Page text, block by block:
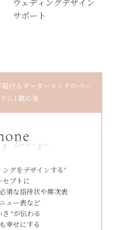
ウェディングデザイン
サポート
けるオーダーメイドのペー
ム | 歌の音
ングをデザインする”
セプトに
須な招待状や席次表
ュー表など
"が伝わる
幸せにする